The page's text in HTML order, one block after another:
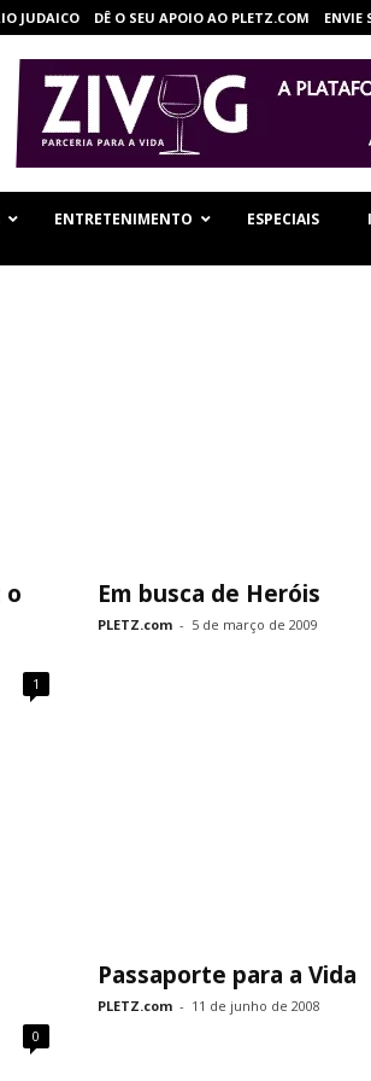
JUDAICO DÊ O SEU APOIO AO PLETZ.COM ENVIE
ENTRETENIMENTO ESPECIAIS
o
1
Em busca de Heróis
PLETZ.com - 5 de março de 2009
0
Passaporte para a Vida
PLETZ.com - 11 de junho de 2008